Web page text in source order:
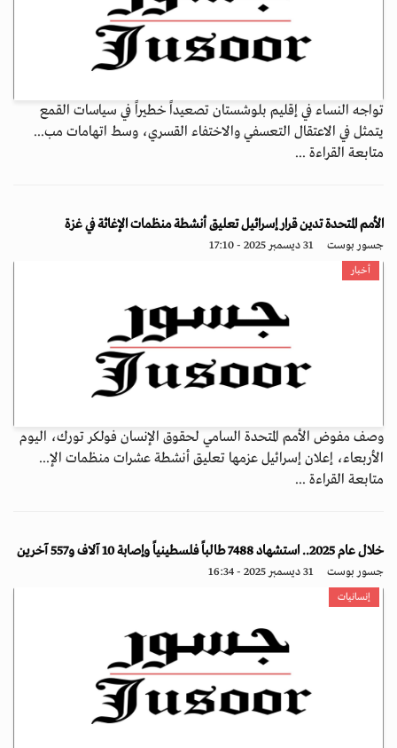
تواجه النساء في إقليم بلوشستان تصعيداً خطيراً في سياسات القمع
يتمثل في الاعتقال التعسفي والاختفاء القسري، وسط اتهامات مب...
متابعة القراءة ...
الأمم المتحدة تدين قرار إسرائيل تعليق أنشطة منظمات الإغاثة في غزة
جسور بوست 31 ديسمبر 2025 - 17:10
أخبار
وصف مفوض الأمم المتحدة السامي لحقوق الإنسان فولكر تورك، اليوم
الأربعاء، إعلان إسرائيل عزمها تعليق أنشطة عشرات منظمات الإ...
متابعة القراءة ...
خلال عام 2025.. استشهاد 7488 طالباً فلسطينياً وإصابة 10 آلاف و557 آخرين
جسور بوست 31 ديسمبر 2025 - 16:34
إنسانيات